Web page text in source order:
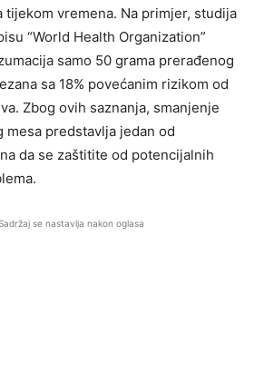
tijekom vremena. Na primjer, studija
“World Health Organization”
samo 50 grama prerađenog
sa 18% povećanim rizikom od
Zbog ovih saznanja, smanjenje
mesa predstavlja jedan od
da se zaštitite od potencijalnih
se nastavlja nakon oglasa